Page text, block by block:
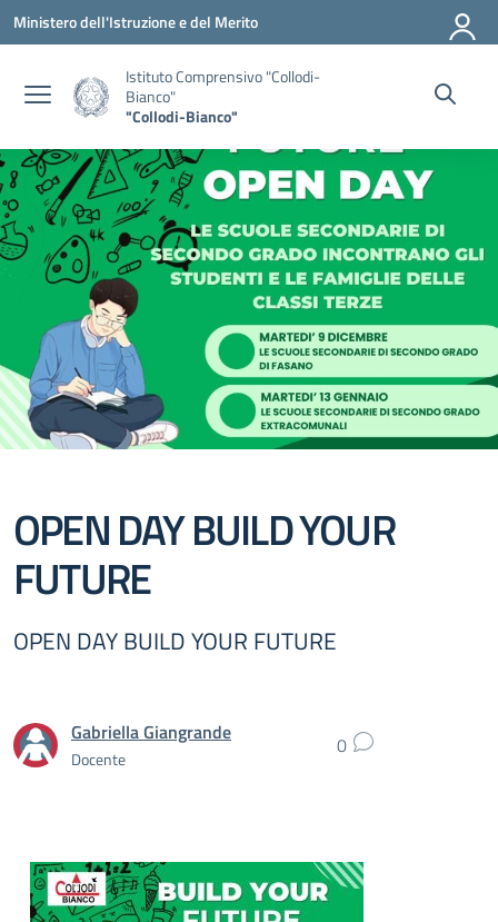
Vai ai contenuti
Vai al menu di navigazione
Vai al footer
Ministero dell'Istruzione e del Merito
Istituto Comprensivo "Collodi-
Bianco"
"Collodi-Bianco"
OPEN DAY BUILD YOUR
FUTURE
OPEN DAY BUILD YOUR FUTURE
Gabriella Giangrande
Docente 0